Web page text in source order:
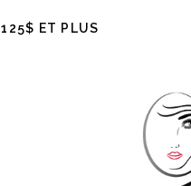
125$ ET PLUS